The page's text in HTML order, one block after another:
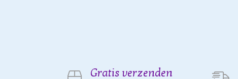
Gratis verzenden